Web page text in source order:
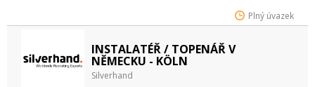
Plný úvazek
INSTALATÉŘ / TOPENÁŘ V
NĚMECKU - KÖLN
Silverhand